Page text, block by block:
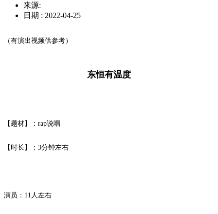
来源:
日期 : 2022-04-25
（有演出视频供参考）
东恒有温度
【题材】： rap说唱
【时长】： 3分钟左右
演员： 11 人左右